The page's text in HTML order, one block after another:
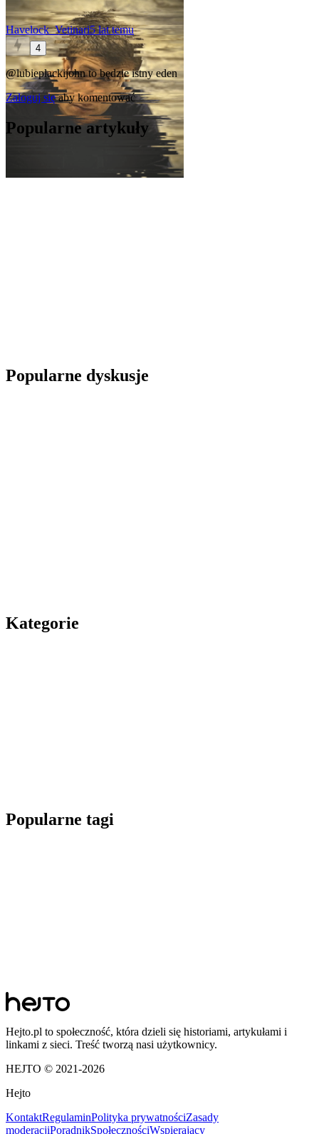
Havelock_Vetinari5 lat temu
4
@lubieplackijohnto będzie istny eden
Zaloguj sięaby komentować
Popularne artykuły
Popularne dyskusje
Kategorie
Popularne tagi
Hejto.pl to społeczność, która dzieli się historiami, artykułami i
linkami z sieci. Treść tworzą nasi użytkownicy.
HEJTO © 2021-2026
Hejto
KontaktRegulaminPolityka prywatnościZasady
moderacjiPoradnikSpołecznościWspierający